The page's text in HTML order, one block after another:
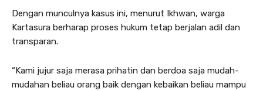
Dengan munculnya kasus ini, menurut Ikhwan, warga
Kartasura berharap proses hukum tetap berjalan adil dan
transparan.
“Kami jujur saja merasa prihatin dan berdoa saja mudah-
mudahan beliau orang baik dengan kebaikan beliau mampu